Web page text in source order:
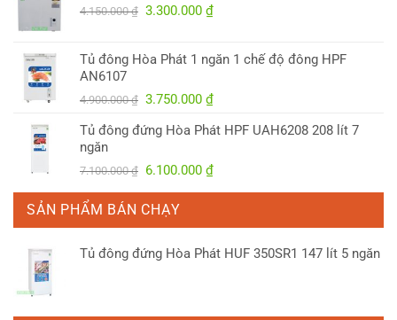
4.150.000₫ Giá
4.150.000 ₫.
3.300.000 ₫Giá
là:
Tủ đông Hòa Phát 1 ngăn 1 chế độ đông HPF
AN6107
4.900.000₫ Giá
là:
3.750.000 ₫Giá
tại
3.750.000 ₫.
Tủ đông đứng Hòa Phát HPF UAH6208 208 lít 7
ngăn
7.100.000₫ Giá
là:
7.100.000 ₫.
6.100.000 ₫Giá
là:
SẢN PHẨM BÁN CHẠY
Tủ đông đứng Hòa Phát HUF 350SR1 147 lít 5 ngăn